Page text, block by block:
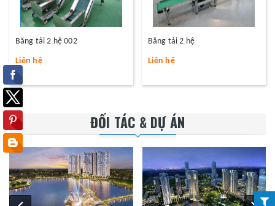
Băng tải 2 hệ 002
Liên hệ
Băng tải 2 hệ
Liên hệ
ĐỐI TÁC & DỰ ÁN